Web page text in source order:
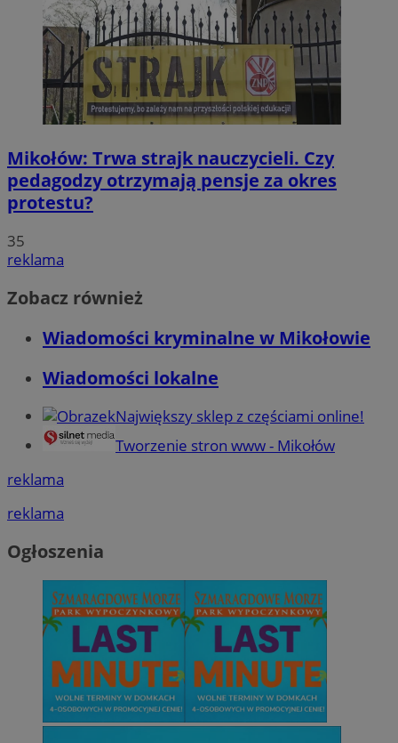
Mikołów: Trwa strajk nauczycieli. Czy
pedagodzy otrzymają pensje za okres
protestu?
35
reklama
Zobacz również
Wiadomości kryminalne w Mikołowie
Wiadomości lokalne
Największy sklep z częściami online!
Tworzenie stron www - Mikołów
reklama
reklama
Ogłoszenia